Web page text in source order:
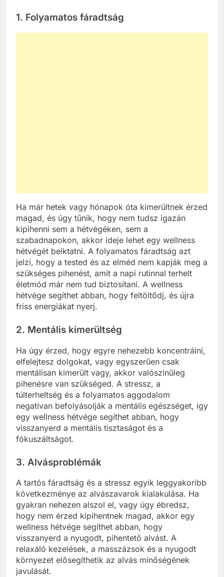
1. Folyamatos fáradtság
Ha már hetek vagy hónapok óta kimerültnek érzed
magad, és úgy tűnik, hogy nem tudsz igazán
kipihenni sem a hétvégéken, sem a
szabadnapokon, akkor ideje lehet egy wellness
hétvégét beiktatni. A folyamatos fáradtság azt
jelzi, hogy a tested és az elméd nem kapják meg a
szükséges pihenést, amit a napi rutinnal terhelt
életmód már nem tud biztosítani. A wellness
hétvége segíthet abban, hogy feltöltődj, és újra
friss energiákat nyerj.
2. Mentális kimerültség
Ha úgy érzed, hogy egyre nehezebb koncentrálni,
elfelejtesz dolgokat, vagy egyszerűen csak
mentálisan kimerült vagy, akkor valószínűleg
pihenésre van szükséged. A stressz, a
túlterheltség és a folyamatos aggodalom
negatívan befolyásolják a mentális egészséget, így
egy wellness hétvége segíthet abban, hogy
visszanyerd a mentális tisztaságot és a
fókuszáltságot.
3. Alvásproblémák
A tartós fáradtság és a stressz egyik leggyakoribb
következménye az alvászavarok kialakulása. Ha
gyakran nehezen alszol el, vagy úgy ébredsz,
hogy nem érzed kipihentnek magad, akkor egy
wellness hétvége segíthet abban, hogy
visszanyerd a nyugodt, pihentető alvást. A
relaxáló kezelések, a masszázsok és a nyugodt
környezet elősegíthetik az alvás minőségének
javulását.